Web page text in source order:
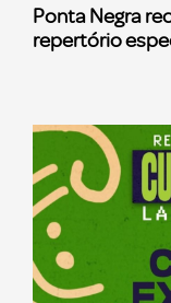
Ponta Negra
repertório